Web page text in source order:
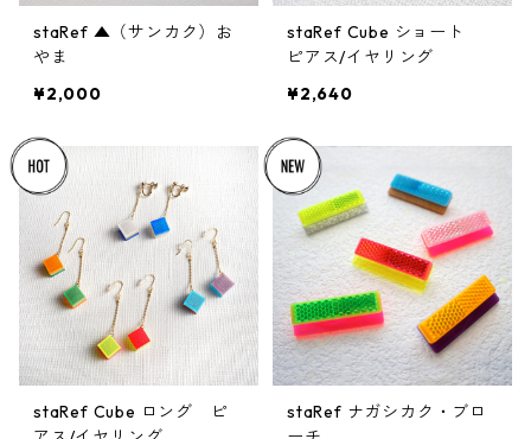
staRef ▲（サンカク）お
やま
¥2,000
staRef Cube ショート
ピアス/イヤリング
¥2,640
staRef Cube ロング ピ
staRef ナガシカク・ブロ